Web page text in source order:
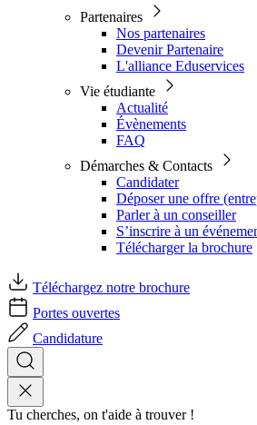
Partenaires
Nos partenaires
Devenir Partenaire
L'alliance Eduservices
Vie étudiante
Actualité
Évènements
FAQ
Démarches & Contacts
Candidater
Déposer une offre
Parler à un conseiller
S’inscrire à un
Télécharger la brochure
Téléchargez notre brochure
Portes ouvertes
Candidature
Tu cherches, on t'aide à trouver !